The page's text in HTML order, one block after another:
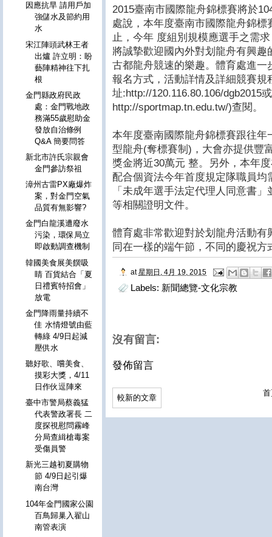
2015臺南市國際龍舟錦標賽將於
處說，本年度臺南市國際龍舟錦
止，今年 度組別規模應選手之需
將誠摯歡迎國內外對划龍舟有興
古都龍舟競速的樂趣。體育處進
報名方式，活動詳情及詳細競賽規
址:http://120.116.80.106/dgb2015
http://sportmap.tn.edu.tw/)查閱。
本年度臺南國際龍舟錦標賽跟往
型龍舟(奪標賽制)，大會亦提供豐
獎金將近30萬元 整。另外，本年
配合個資法今年首度規定隊職員
「未成年選手法定代理人同意書
等相關證明文件。
體育處非常歡迎對於划龍舟活動
同在一樣的端午節，不同的慶祝
at 星期日, 4月 19, 2015
Labels: 新聞總覽-文化宗教
沒有留言:
發佈留言
較新的文章
因應抗旱 請用戶加
強儲水及節約用
水
宋江陣頭武林王者
出爐 許立明：盼
藝陣精神往下扎
根
金門縣政府民政
處：金門戰地政
務滿55歲慰助金
發放自治條例
Q&A 簡要問答
新北市許氏宗親會
金門參訪祭祖
漳州古雷PX廠爆炸
案，對金門空氣
品質有無影響?
金門白龍溪遭廢水
污染，環保局立
即啟動調查機制
韓國美食展美饌吸
睛 百貨結合「夏
日禮賓特招會」
放電
金門降雨量持續不
佳 水情燈號由藍
轉綠 4/9日起減
壓供水
聽好歌、嚐美食、
摸彩大獎，4/11
日作伙逗陣來
臺中市警局蔡義猛
代表警政署長 二
度探視慰問霧峰
分局查緝槍毒案
受傷員警
新光三越初夏購物
節 4/9日起引爆
南台灣
104年金門國家公園
百鳥歸巢入翟山
南管表演